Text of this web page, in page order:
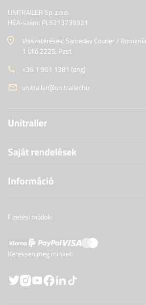
UNITRAILER Sp. z o.o.
HÉA-szám: PL5213739921
Visszatérések: Sameday Courier /
1 Üllő 2225, Pest
+36 1 901 1381 (eng)
unitrailer@unitrailer.hu
Unitrailer
Saját rendelések
Információ
Fizetési módok:
Keressen meg minket: